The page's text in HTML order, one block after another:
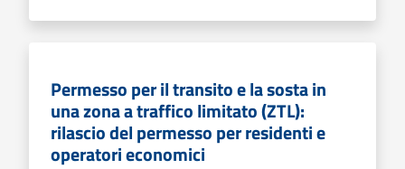
Permesso per il transito e la sosta in
una zona a traffico limitato (ZTL):
rilascio del permesso per residenti e
operatori economici